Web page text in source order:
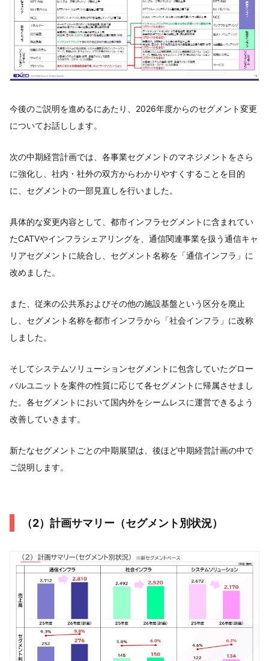
今後のご説明を進めるにあたり、2026年度からのセグメント変更
についてお話しします。
次の中期経営計画では、各事業セグメントのマネジメントをさら
に強化し、社内・社外の双方からわかりやすくすることを目的
に、セグメントの一部見直しを行いました。
具体的な変更内容として、都市インフラセグメントに含まれてい
たCATVやインフラシェアリングを、通信関連事業を扱う通信キャ
リアセグメントに統合し、セグメント名称を「通信インフラ」に
改めました。
また、従来の公共系およびその他の施設基盤という区分を廃止
し、セグメント名称を都市インフラから「社会インフラ」に改称
しました。
そしてシステムソリューションセグメントに包含していたグロー
バルユニットを案件の性質に応じて各セグメントに帰属させまし
た。各セグメントにおいて国内外をシームレスに運営できるよう
改善していきます。
新たなセグメントごとの中期展望は、後ほど中期経営計画の中で
ご説明します。
（2）計画サマリー（セグメント別状況）